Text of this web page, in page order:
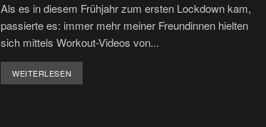
Als es in diesem Frühjahr zum ersten Lockdown kam,
passierte es: immer mehr meiner Freundinnen hielten
sich mittels Workout-Videos von...
WEITERLESEN